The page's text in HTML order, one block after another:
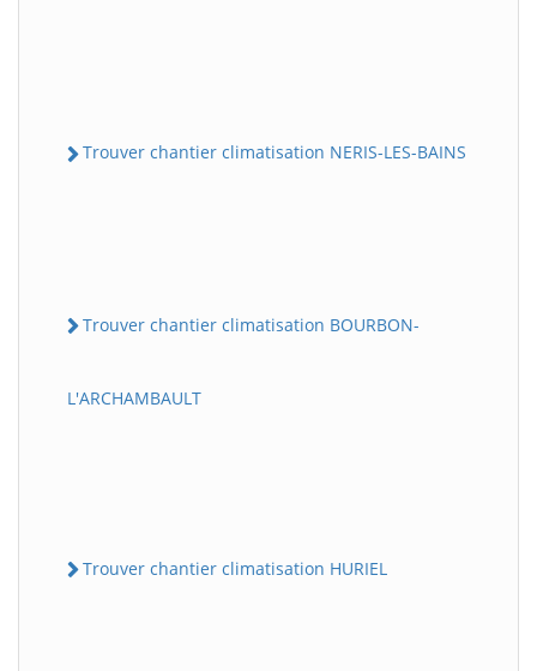
Trouver chantier climatisation NERIS-LES-BAINS
Trouver chantier climatisation BOURBON-
L'ARCHAMBAULT
Trouver chantier climatisation HURIEL